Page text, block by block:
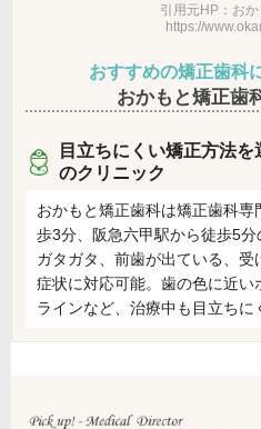
引用元HP：お
https://
おすすめの矯正歯科
おかもと矯正歯
目立ちにくい矯正方法
のクリニック
おかもと矯正歯科は矯正歯科
歩3分、阪急六甲駅から徒歩5
ガタガタ、前歯が出ている、
症状に対応可能。歯の色に近
ラインなど、治療中も目立ちに